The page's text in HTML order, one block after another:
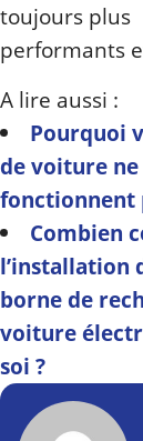
toujours plus
performants
A lire aussi :
Pourquoi
de voiture ne
fonctionnent
Combien
l’installation
borne de
voiture
soi ?